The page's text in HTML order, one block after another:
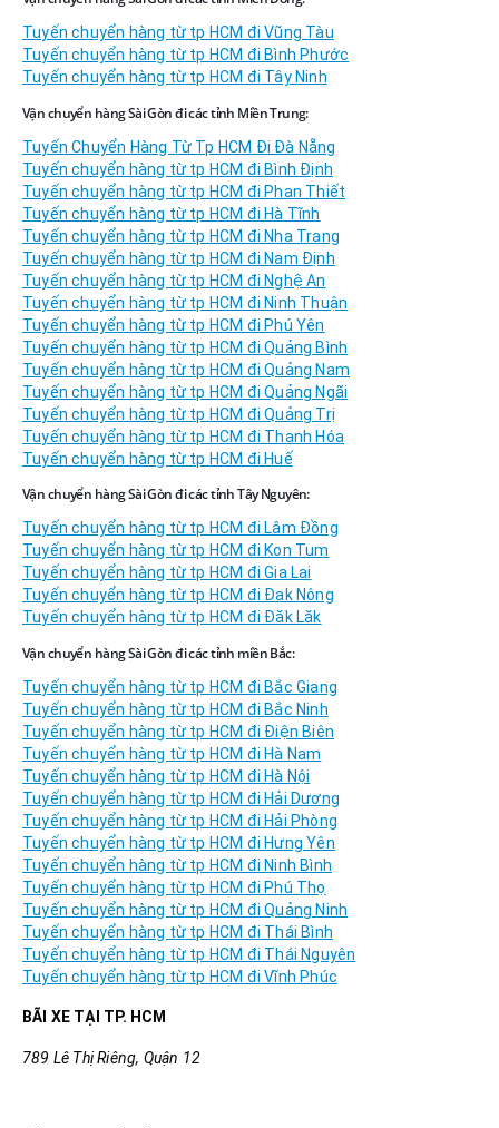
Tuyến chuyển hàng từ tp HCM đi Vũng Tàu
Tuyến chuyển hàng từ tp HCM đi Bình Phước
Tuyến chuyển hàng từ tp HCM đi Tây Ninh
Vận chuyển hàng Sài Gòn đi các tỉnh Miền Trung:
Tuyến Chuyển Hàng Từ Tp HCM Đi Đà Nẵng
Tuyến chuyển hàng từ tp HCM đi Bình Định
Tuyến chuyển hàng từ tp HCM đi Phan Thiết
Tuyến chuyển hàng từ tp HCM đi Hà Tĩnh
Tuyến chuyển hàng từ tp HCM đi Nha Trang
Tuyến chuyển hàng từ tp HCM đi Nam Định
Tuyến chuyển hàng từ tp HCM đi Nghệ An
Tuyến chuyển hàng từ tp HCM đi Ninh Thuận
Tuyến chuyển hàng từ tp HCM đi Phú Yên
Tuyến chuyển hàng từ tp HCM đi Quảng Bình
Tuyến chuyển hàng từ tp HCM đi Quảng Nam
Tuyến chuyển hàng từ tp HCM đi Quảng Ngãi
Tuyến chuyển hàng từ tp HCM đi Quảng Trị
Tuyến chuyển hàng từ tp HCM đi Thanh Hóa
Tuyến chuyển hàng từ tp HCM đi Huế
Vận chuyển hàng Sài Gòn đi các tỉnh Tây Nguyên:
Tuyến chuyển hàng từ tp HCM đi Lâm Đồng
Tuyến chuyển hàng từ tp HCM đi Kon Tum
Tuyến chuyển hàng từ tp HCM đi Gia Lai
Tuyến chuyển hàng từ tp HCM đi Đak Nông
Tuyến chuyển hàng từ tp HCM đi Đăk Lăk
Vận chuyển hàng Sài Gòn đi các tỉnh miền Bắc:
Tuyến chuyển hàng từ tp HCM đi Bắc Giang
Tuyến chuyển hàng từ tp HCM đi Bắc Ninh
Tuyến chuyển hàng từ tp HCM đi Điện Biên
Tuyến chuyển hàng từ tp HCM đi Hà Nam
Tuyến chuyển hàng từ tp HCM đi Hà Nội
Tuyến chuyển hàng từ tp HCM đi Hải Dương
Tuyến chuyển hàng từ tp HCM đi Hải Phòng
Tuyến chuyển hàng từ tp HCM đi Hưng Yên
Tuyến chuyển hàng từ tp HCM đi Ninh Bình
Tuyến chuyển hàng từ tp HCM đi Phú Thọ
Tuyến chuyển hàng từ tp HCM đi Quảng Ninh
Tuyến chuyển hàng từ tp HCM đi Thái Bình
Tuyến chuyển hàng từ tp HCM đi Thái Nguyên
Tuyến chuyển hàng từ tp HCM đi Vĩnh Phúc
BÃI XE TẠI TP. HCM
789 Lê Thị Riêng, Quận 12